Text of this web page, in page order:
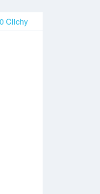
Clichy